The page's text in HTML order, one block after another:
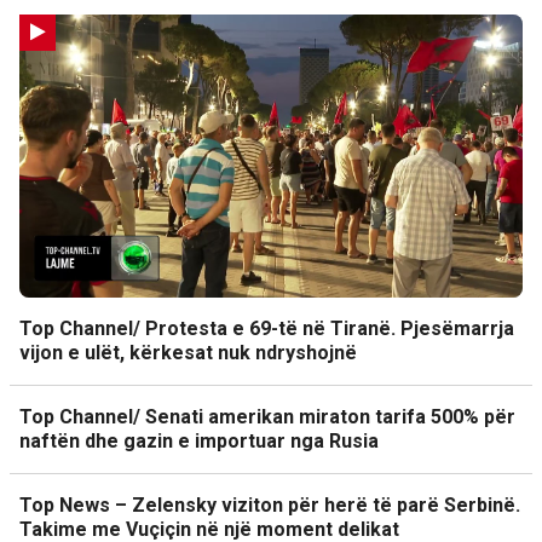
Top Channel/ Protesta e 69-të në Tiranë. Pjesëmarrja
vijon e ulët, kërkesat nuk ndryshojnë
Top Channel/ Senati amerikan miraton tarifa 500% për
naftën dhe gazin e importuar nga Rusia
Top News – Zelensky viziton për herë të parë Serbinë.
Takime me Vuçiçin në një moment delikat